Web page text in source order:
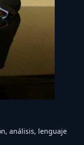
análisis, lenguaje